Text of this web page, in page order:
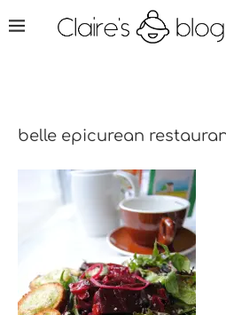
belle epicurean